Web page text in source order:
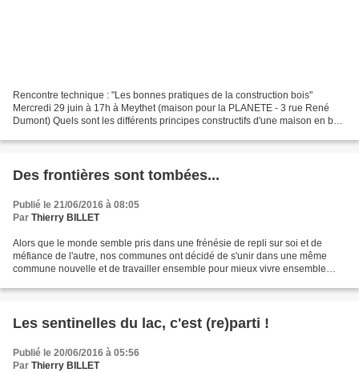
Rencontre technique : "Les bonnes pratiques de la construction bois"
Mercredi 29 juin à 17h à Meythet (maison pour la PLANETE - 3 rue René
Dumont) Quels sont les différents principes constructifs d'une maison en bois
Des frontières sont tombées...
Publié le 21/06/2016 à 08:05
Par Thierry BILLET
Alors que le monde semble pris dans une frénésie de repli sur soi et de
méfiance de l'autre, nos communes ont décidé de s'unir dans une même
commune nouvelle et de travailler ensemble pour mieux vivre ensemble
Les sentinelles du lac, c'est (re)parti !
Publié le 20/06/2016 à 05:56
Par Thierry BILLET